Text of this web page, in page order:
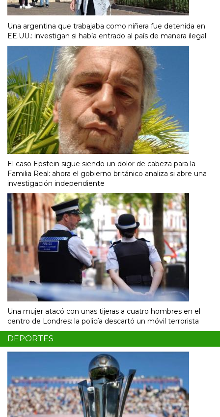
Una argentina que trabajaba como niñera fue detenida en
EE.UU.: investigan si había entrado al país de manera ilegal
El caso Epstein sigue siendo un dolor de cabeza para la
Familia Real: ahora el gobierno británico analiza si abre una
investigación independiente
Una mujer atacó con unas tijeras a cuatro hombres en el
centro de Londres: la policía descartó un móvil terrorista
DEPORTES